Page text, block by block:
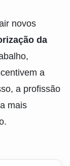
novos
da
a
a profissão
mais